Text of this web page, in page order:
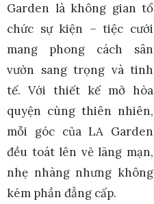
Garden là không gian tổ
chức sự kiện – tiệc cưới
mang phong cách sân
vườn sang trọng và tinh
tế. Với thiết kế mở hòa
quyện cùng thiên nhiên,
mỗi góc của LA Garden
đều toát lên vẻ lãng mạn,
nhẹ nhàng nhưng không
kém phần đẳng cấp.